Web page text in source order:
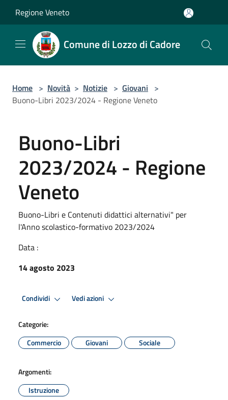
Regione Veneto
Comune di Lozzo di Cadore
Home > Novità > Notizie > Giovani >
Buono-Libri 2023/2024 - Regione Veneto
Buono-Libri
2023/2024 - Regione
Veneto
Buono-Libri e Contenuti didattici alternativi" per
l'Anno scolastico-formativo 2023/2024
Data :
14 agosto 2023
Condividi Vedi azioni
Categorie:
Commercio
Giovani Sociale
Argomenti:
Istruzione